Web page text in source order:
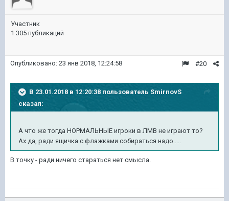
Участник
1 305 публикаций
#20
Опубликовано: 23 янв 2018, 12:24:58
В 23.01.2018 в 12:20:38 пользователь SmirnovS
сказал:
А что же тогда НОРМАЛЬНЫЕ игроки в ЛМВ не играют то?
Ах да, ради ящичка с флажками собираться надо.....
В точку - ради ничего стараться нет смысла.